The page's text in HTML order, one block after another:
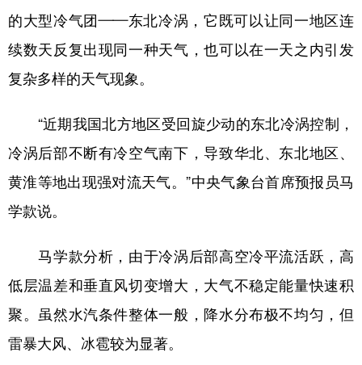
浙江 安徽 福建 江西
山东 河南 湖北 湖南
四川 贵州 云南 西藏
陕西 甘肃 青海 宁夏
多语种频道
English Español Français عربى
Русский язык 日本語 한국어
的大型冷气团——东北冷涡，它既可以让同一地区连
续数天反复出现同一种天气，也可以在一天之内引发
复杂多样的天气现象。
“近期我国北方地区受回旋少动的东北冷涡控制，
冷涡后部不断有冷空气南下，导致华北、东北地区、
黄淮等地出现强对流天气。”中央气象台首席预报员马
学款说。
马学款分析，由于冷涡后部高空冷平流活跃，高
低层温差和垂直风切变增大，大气不稳定能量快速积
聚。虽然水汽条件整体一般，降水分布极不均匀，但
雷暴大风、冰雹较为显著。